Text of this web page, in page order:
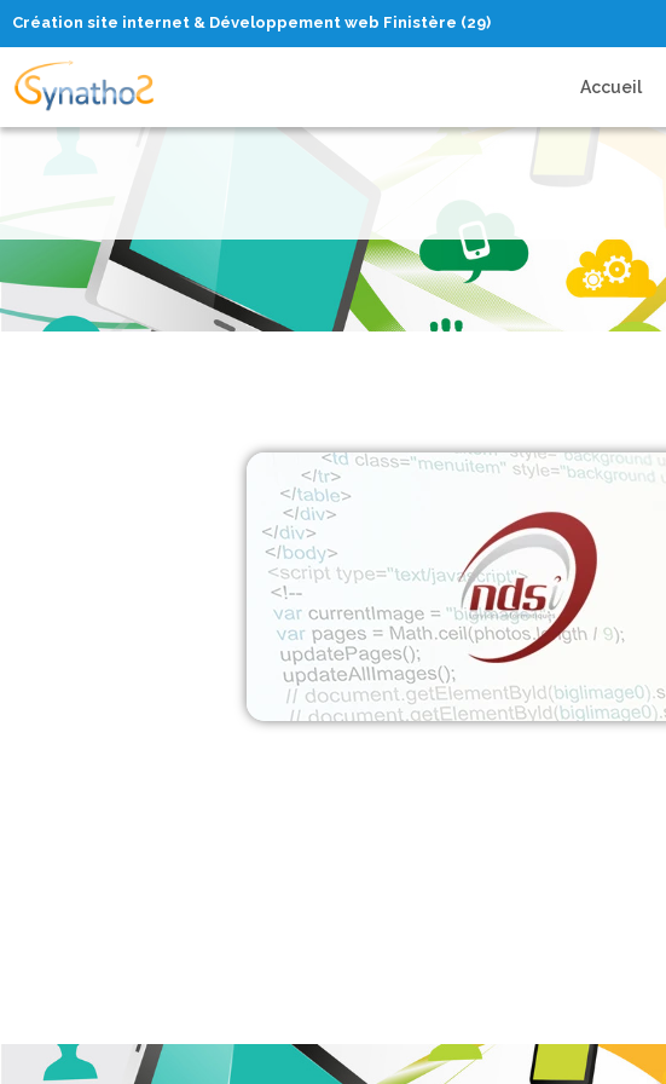
Création site internet & Développement web Finistère (29)
Accueil